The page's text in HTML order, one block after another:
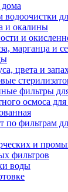
водоочистки
и окалины
и
марганца и
цвета и
фильтры
осмоса
по фильтрам
и
фильтров
воды